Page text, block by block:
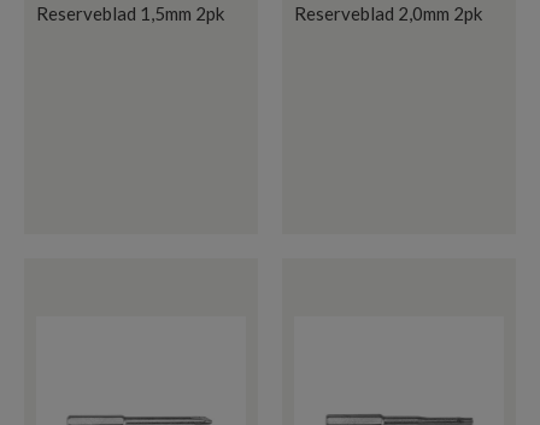
Reserveblad 1,5mm 2pk
Reserveblad 2,0mm 2pk